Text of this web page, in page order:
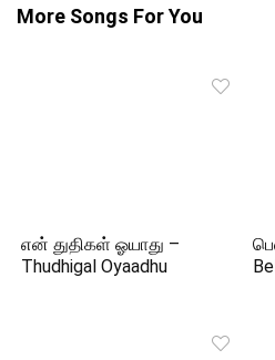
More Songs For You
என் துதிகள் ஓயாது –
Thudhigal Oyaadhu